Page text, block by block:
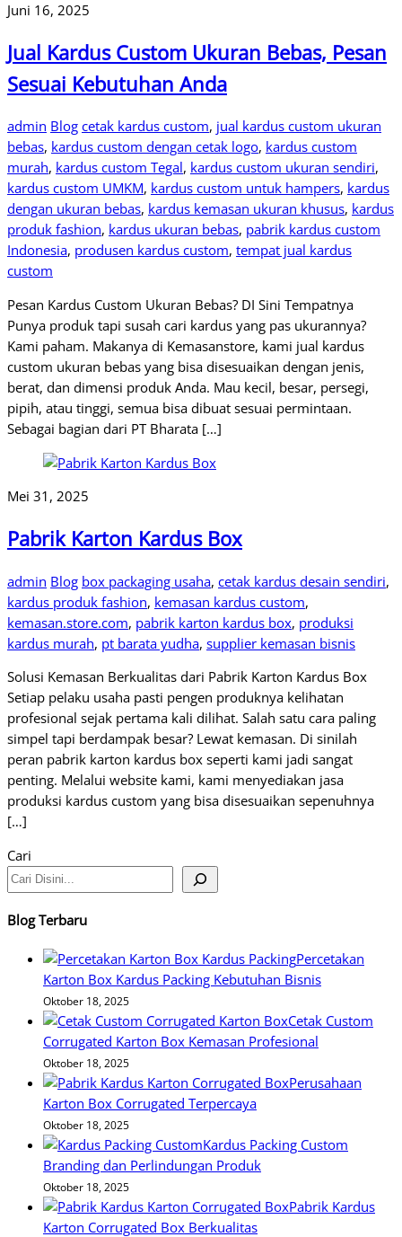
Juni 16, 2025
Jual Kardus Custom Ukuran Bebas, Pesan
Sesuai Kebutuhan Anda
admin Blog cetak kardus custom, jual kardus custom ukuran
bebas, kardus custom dengan cetak logo, kardus custom
murah, kardus custom Tegal, kardus custom ukuran sendiri,
kardus custom UMKM, kardus custom untuk hampers, kardus
dengan ukuran bebas, kardus kemasan ukuran khusus, kardus
produk fashion, kardus ukuran bebas, pabrik kardus custom
Indonesia, produsen kardus custom, tempat jual kardus
custom
Pesan Kardus Custom Ukuran Bebas? DI Sini Tempatnya
Punya produk tapi susah cari kardus yang pas ukurannya?
Kami paham. Makanya di Kemasanstore, kami jual kardus
custom ukuran bebas yang bisa disesuaikan dengan jenis,
berat, dan dimensi produk Anda. Mau kecil, besar, persegi,
pipih, atau tinggi, semua bisa dibuat sesuai permintaan.
Sebagai bagian dari PT Bharata […]
Mei 31, 2025
Pabrik Karton Kardus Box
admin Blog box packaging usaha, cetak kardus desain sendiri,
kardus produk fashion, kemasan kardus custom,
kemasan.store.com, pabrik karton kardus box, produksi
kardus murah, pt barata yudha, supplier kemasan bisnis
Solusi Kemasan Berkualitas dari Pabrik Karton Kardus Box
Setiap pelaku usaha pasti pengen produknya kelihatan
profesional sejak pertama kali dilihat. Salah satu cara paling
simpel tapi berdampak besar? Lewat kemasan. Di sinilah
peran pabrik karton kardus box seperti kami jadi sangat
penting. Melalui website kami, kami menyediakan jasa
produksi kardus custom yang bisa disesuaikan sepenuhnya
[…]
Cari
Blog Terbaru
Percetakan
Karton Box Kardus Packing Kebutuhan Bisnis
Oktober 18, 2025
Cetak Custom
Corrugated Karton Box Kemasan Profesional
Oktober 18, 2025
Perusahaan
Karton Box Corrugated Terpercaya
Oktober 18, 2025
Kardus Packing Custom
Branding dan Perlindungan Produk
Oktober 18, 2025
Pabrik Kardus
Karton Corrugated Box Berkualitas